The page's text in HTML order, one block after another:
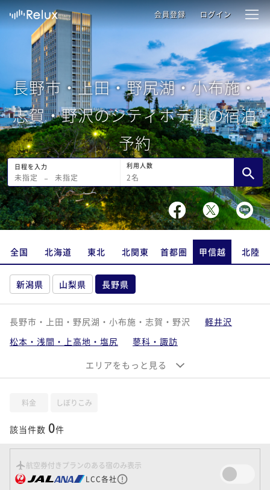
会員登録 ログイン
長野市・上田・野尻湖・小布施・
志賀・野沢のシティホテルの宿泊
予約
日程を入力
未指定 − 未指定
利用人数
2名
全国 北海道 東北 北関東 首都圏 甲信越 北陸
新潟県 山梨県 長野県
長野市・上田・野尻湖・小布施・志賀・野沢
軽井沢
松本・浅間・上高地・塩尻
蓼科・諏訪
白馬・大町・安曇野
昼神・飯田・下伊那
エリアをもっと見る
料金 しぼりこみ
該当件数 0件
航空券付きプランのある宿のみ表示
LCC各社